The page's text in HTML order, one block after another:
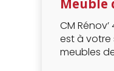
CM
est à votre
meubles